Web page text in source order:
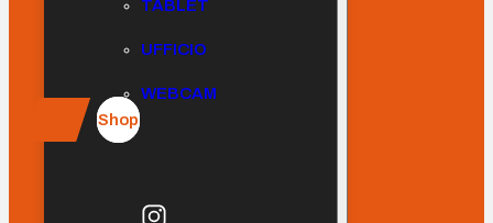
TABLET
UFFICIO
WEBCAM
Shop